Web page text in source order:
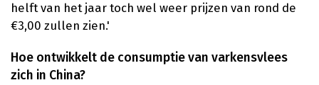
helft van het jaar toch wel weer prijzen van rond de
€3,00 zullen zien.'
Hoe ontwikkelt de consumptie van varkensvlees
zich in China?